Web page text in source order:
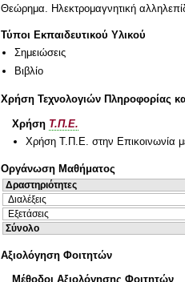
Θεώρημα. Ηλεκτρομαγνητική
Τύποι Εκπαιδευτικού Υλικού
Σημειώσεις
Βιβλίο
Χρήση Τεχνολογιών Πληροφορίας
Χρήση Τ.Π.Ε.
Χρήση Τ.Π.Ε. στην Επικοινωνία
Οργάνωση Μαθήματος
Δραστηριότητες
Διαλέξεις
Εξετάσεις
Σύνολο
Αξιολόγηση Φοιτητών
Μέθοδοι Αξιολόγησης Φοιτητών